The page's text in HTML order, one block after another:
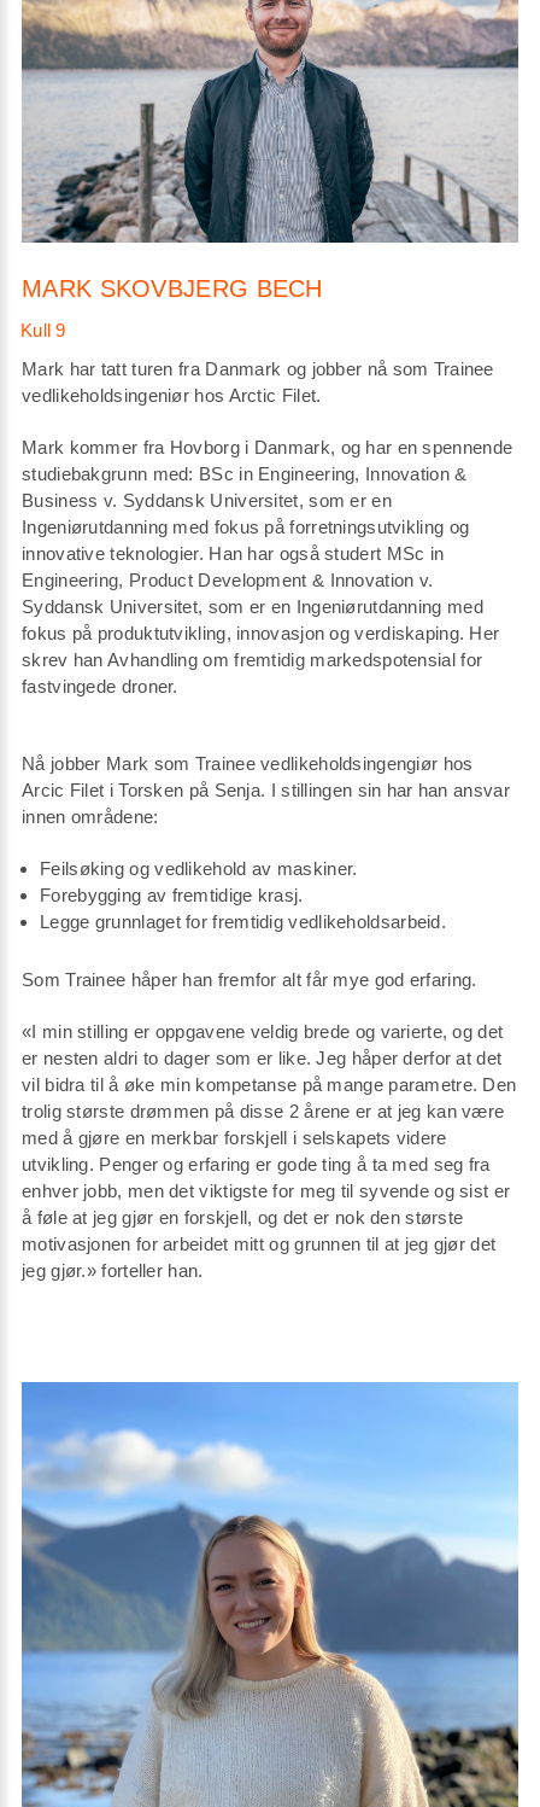
MARK SKOVBJERG BECH
Mark har tatt turen fra Danmark og jobber nå som Trainee
vedlikeholdsingeniør hos Arctic Filet.
Mark kommer fra Hovborg i Danmark, og har en spennende
studiebakgrunn med: BSc in Engineering, Innovation &
Business v. Syddansk Universitet, som er en
Ingeniørutdanning med fokus på forretningsutvikling og
innovative teknologier. Han har også studert MSc in
Engineering, Product Development & Innovation v.
Syddansk Universitet, som er en Ingeniørutdanning med
fokus på produktutvikling, innovasjon og verdiskaping. Her
skrev han Avhandling om fremtidig markedspotensial for
fastvingede droner.
Nå jobber Mark som Trainee vedlikeholdsingengiør hos
Arcic Filet i Torsken på Senja. I stillingen sin har han ansvar
innen områdene:
Feilsøking og vedlikehold av maskiner.
Forebygging av fremtidige krasj.
Legge grunnlaget for fremtidig vedlikeholdsarbeid.
Som Trainee håper han fremfor alt får mye god erfaring.
«I min stilling er oppgavene veldig brede og varierte, og det
er nesten aldri to dager som er like. Jeg håper derfor at det
vil bidra til å øke min kompetanse på mange parametre. Den
trolig største drømmen på disse 2 årene er at jeg kan være
med å gjøre en merkbar forskjell i selskapets videre
utvikling. Penger og erfaring er gode ting å ta med seg fra
enhver jobb, men det viktigste for meg til syvende og sist er
å føle at jeg gjør en forskjell, og det er nok den største
motivasjonen for arbeidet mitt og grunnen til at jeg gjør det
jeg gjør.» forteller han.